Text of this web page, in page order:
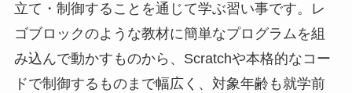
立て・制御することを通じて学ぶ習い事です。レ
ゴブロックのような教材に簡単なプログラムを組
み込んで動かすものから、Scratchや本格的なコー
ドで制御するものまで幅広く、対象年齢も就学前